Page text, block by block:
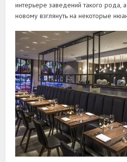
интерьере заведений такого рода,
новому взглянуть на некоторые